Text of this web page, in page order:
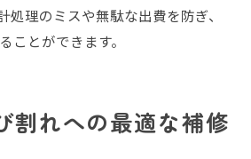
処理のミスや無駄な出費を防ぎ、
ことができます。
割れへの最適な補修